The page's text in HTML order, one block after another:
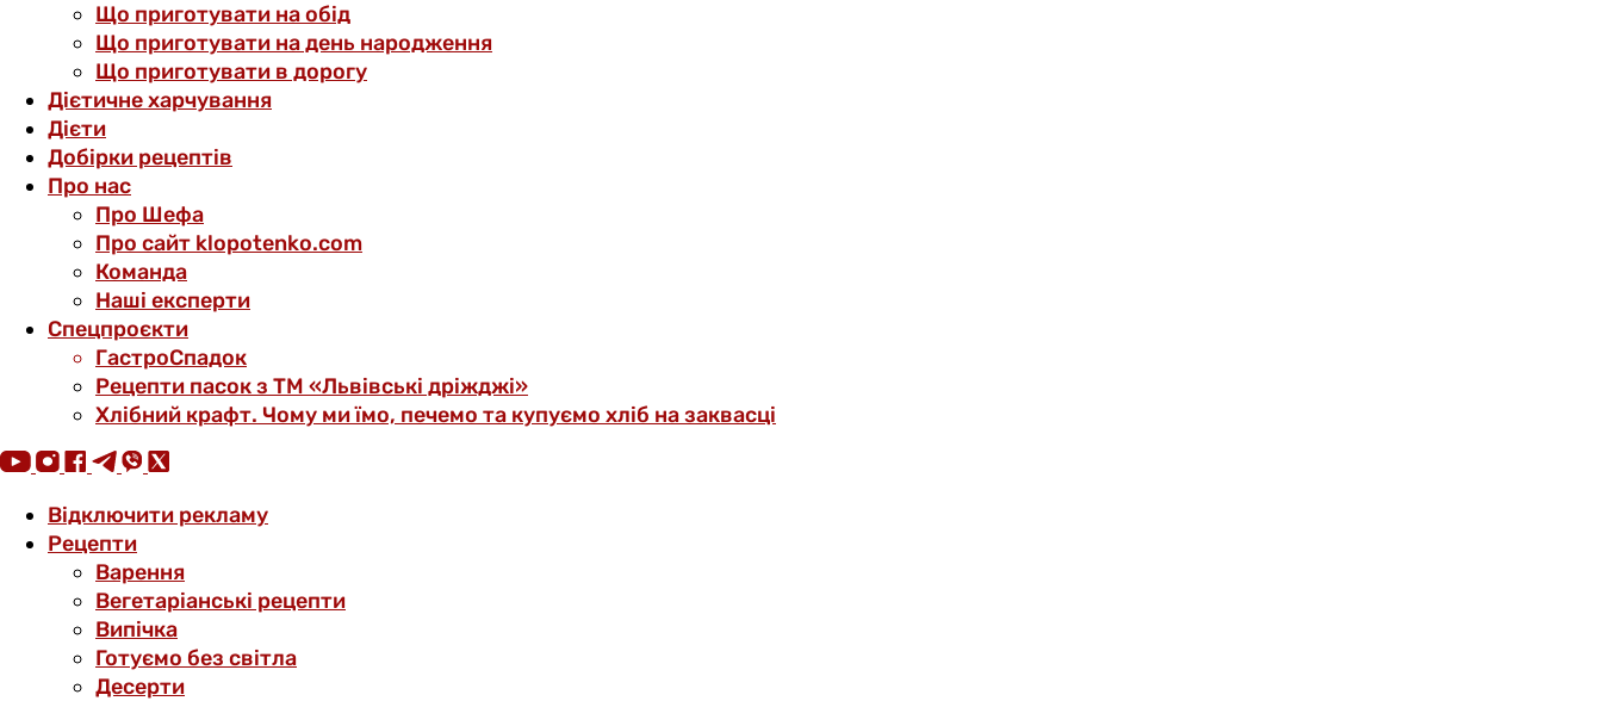
Що приготувати на обід
Що приготувати на день народження
Що приготувати в дорогу
Дієтичне харчування
Дієти
Добірки рецептів
Про нас
Про Шефа
Про сайт klopotenko.com
Команда
Наші експерти
Спецпроєкти
ГастроСпадок
Рецепти пасок з ТМ «Львівські дріжджі»
Хлібний крафт. Чому ми їмо, печемо та купуємо хліб на заквасці
Відключити рекламу
Рецепти
Варення
Вегетаріанські рецепти
Випічка
Готуємо без світла
Десерти